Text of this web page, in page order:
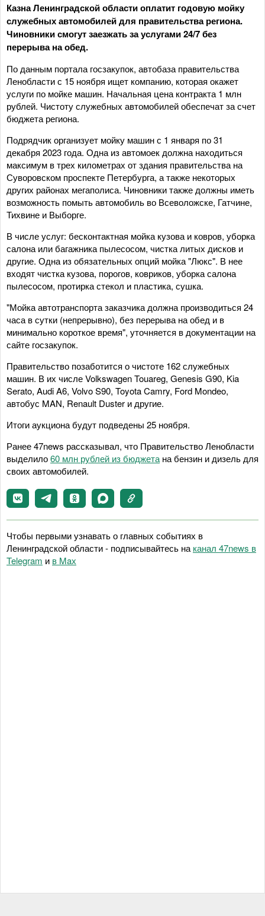
Казна Ленинградской области оплатит годовую мойку
служебных автомобилей для правительства региона.
Чиновники смогут заезжать за услугами 24/7 без
перерыва на обед.
По данным портала госзакупок, автобаза правительства
Ленобласти с 15 ноября ищет компанию, которая окажет
услуги по мойке машин. Начальная цена контракта 1 млн
рублей. Чистоту служебных автомобилей обеспечат за счет
бюджета региона.
Подрядчик организует мойку машин с 1 января по 31
декабря 2023 года. Одна из автомоек должна находиться
максимум в трех километрах от здания правительства на
Суворовском проспекте Петербурга, а также некоторых
других районах мегаполиса. Чиновники также должны иметь
возможность помыть автомобиль во Всеволожске, Гатчине,
Тихвине и Выборге.
В числе услуг: бесконтактная мойка кузова и ковров, уборка
салона или багажника пылесосом, чистка литых дисков и
другие. Одна из обязательных опций мойка "Люкс". В нее
входят чистка кузова, порогов, ковриков, уборка салона
пылесосом, протирка стекол и пластика, сушка.
"Мойка автотранспорта заказчика должна производиться 24
часа в сутки (непрерывно), без перерыва на обед и в
минимально короткое время", уточняется в документации на
сайте госзакупок.
Правительство позаботится о чистоте 162 служебных
машин. В их числе Volkswagen Touareg, Genesis G90, Kia
Serato, Audi A6, Volvo S90, Toyota Camry, Ford Mondeo,
автобус MAN, Renault Duster и другие.
Итоги аукциона будут подведены 25 ноября.
Ранее 47news рассказывал, что Правительство Ленобласти
выделило60 млн рублей из бюджета на бензин и дизель для
своих автомобилей.
Чтобы первыми узнавать о главных событиях в
Ленинградской области - подписывайтесь на канал 47news в
Telegram и в Maх